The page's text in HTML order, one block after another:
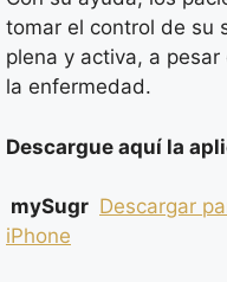
tomar el control de su
plena y activa, a
la enfermedad.
Descargue aquí la
mySugr Descargar
iPhone